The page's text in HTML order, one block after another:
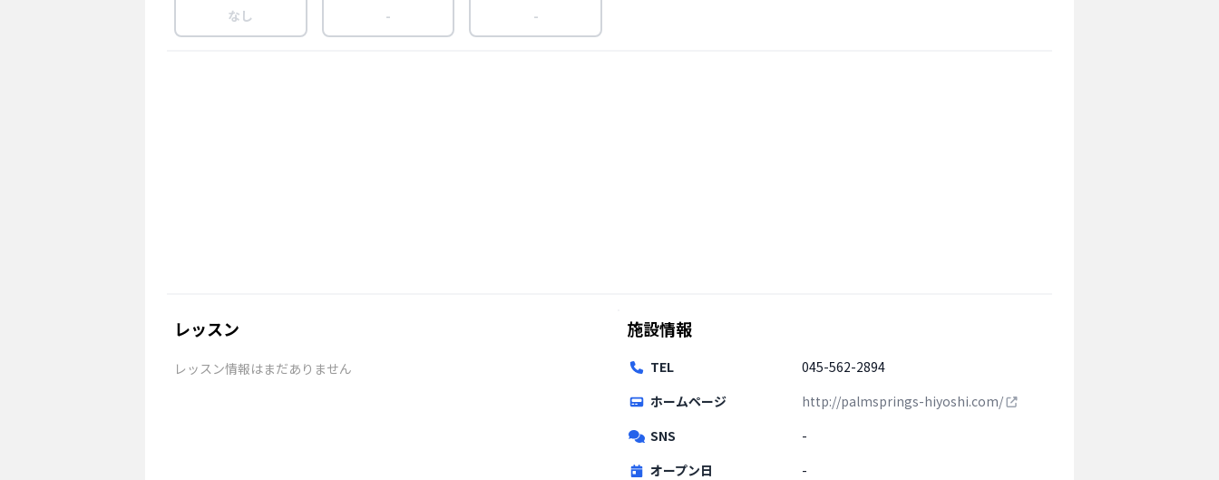
なし - -
レッスン
レッスン情報はまだありません
施設情報
TEL
045-562-2894
ホームページ
http://palmsprings-hiyoshi.com/
SNS
-
オープン日
-